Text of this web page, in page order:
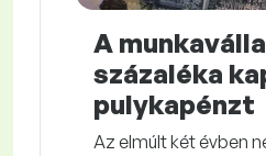
A
százaléka
pulykapénzt
Az elmúlt két évben